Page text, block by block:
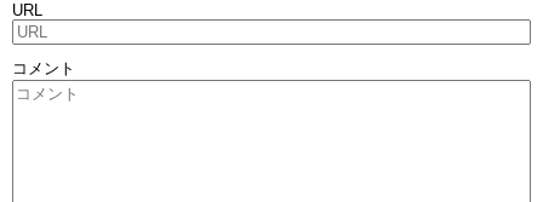
URL
コメント